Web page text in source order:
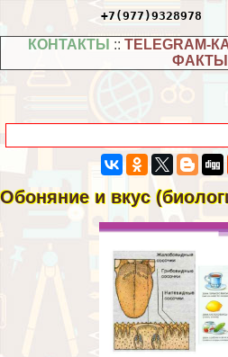
+7(977)9328978
КОНТАКТЫ ::
ФАКТЫ
Обоняние и вкус